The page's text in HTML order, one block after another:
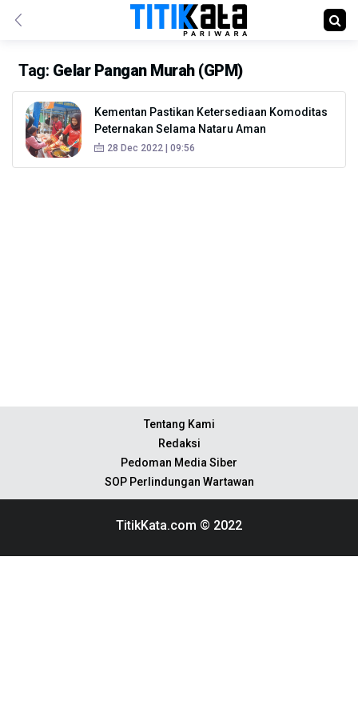
Tag: Gelar Pangan Murah (GPM)
Kementan Pastikan Ketersediaan Komoditas
Peternakan Selama Nataru Aman
28 Dec 2022 | 09:56
Tentang Kami
Redaksi
Pedoman Media Siber
SOP Perlindungan Wartawan
TitikKata.com © 2022